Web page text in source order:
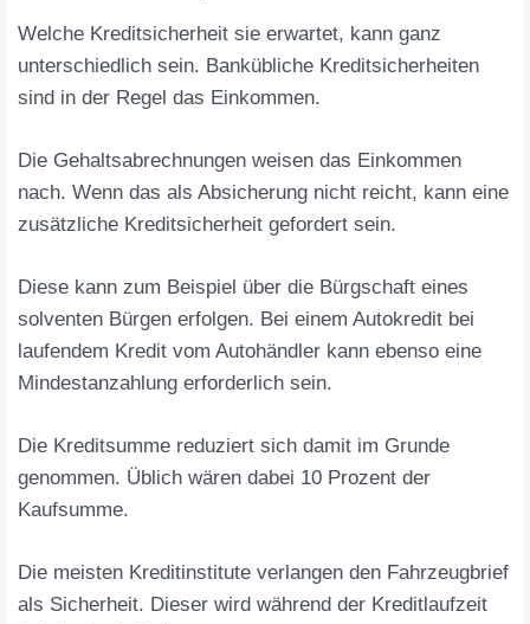
Welche Kreditsicherheit sie erwartet, kann ganz
unterschiedlich sein. Bankübliche Kreditsicherheiten
sind in der Regel das Einkommen.
Die Gehaltsabrechnungen weisen das Einkommen
nach. Wenn das als Absicherung nicht reicht, kann eine
zusätzliche Kreditsicherheit gefordert sein.
Diese kann zum Beispiel über die Bürgschaft eines
solventen Bürgen erfolgen. Bei einem Autokredit bei
laufendem Kredit vom Autohändler kann ebenso eine
Mindestanzahlung erforderlich sein.
Die Kreditsumme reduziert sich damit im Grunde
genommen. Üblich wären dabei 10 Prozent der
Kaufsumme.
Die meisten Kreditinstitute verlangen den Fahrzeugbrief
als Sicherheit. Dieser wird während der Kreditlaufzeit